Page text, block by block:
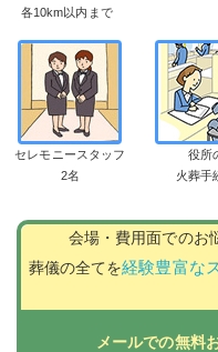
各10km以内まで
セレモニースタッフ
2名
役所
火葬手
会場・費用面でのお
葬儀の全てを経験豊富な
メールでの無料